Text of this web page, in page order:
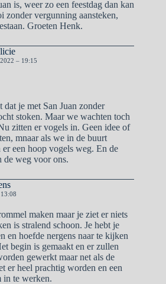
is, weer zo een feestdag dan kan
zonder vergunning aansteken,
Groeten Henk.
– 19:15
je met San Juan zonder
stoken. Maar we wachten toch
zitten er vogels in. Geen idee of
mnaar als we in de buurt
een hoop vogels weg. En de
de weg voor ons.
maken maar je ziet er niets
is stralend schoon. Je hebt je
en hoefde nergens naar te kijken
begin is gemaakt en er zullen
gewerkt maar net als de
er heel prachtig worden en een
in te werken.